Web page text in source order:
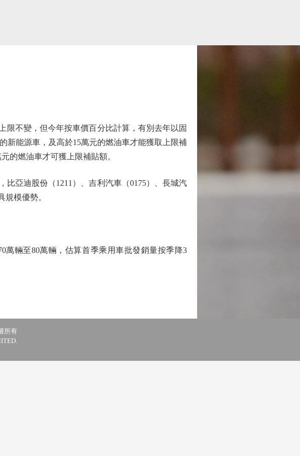
不變，但今年按車價百分比計算，有別去年以固
新能源車，及高於15萬元的燃油車才能獲取上限補
的燃油車才可獲上限補貼額。
亞迪股份（1211）、吉利汽車（0175）、長城汽
模優勢。
輛至80萬輛，估算首季乘用車批發銷量按季降3
所有